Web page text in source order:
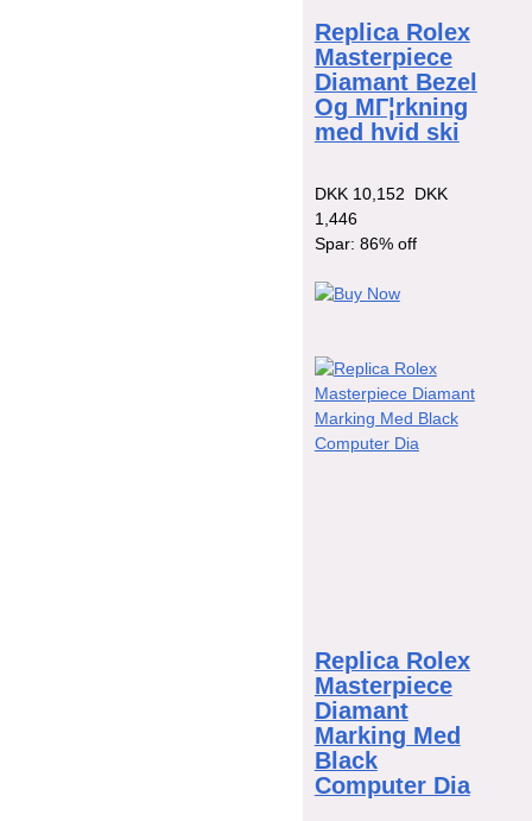
Replica Rolex
Masterpiece
Diamant Bezel
Og MГ¦rkning
med hvid ski
DKK 10,152
DKK
1,446
Spar: 86% off
Replica Rolex
Masterpiece
Diamant
Marking Med
Black
Computer Dia